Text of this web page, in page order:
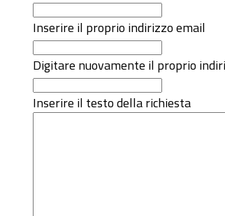
Inserire il proprio indirizzo email
Digitare nuovamente il proprio
Inserire il testo della richiesta